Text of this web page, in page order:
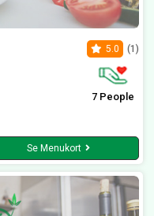
5.0 (1)
7 People
Se Menukort